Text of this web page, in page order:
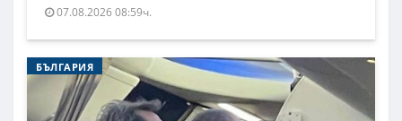
07.08.2026 08:59ч.
БЪЛГАРИЯ